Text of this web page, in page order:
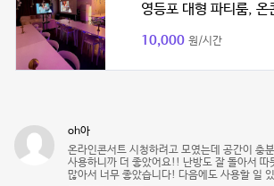
영등포 대형 파티룸, 온
10,000 원/시간
oh아
온라인콘서트 시청하려고 모였는데 공간이 충
사용하니까 더 좋았어요!! 난방도 잘 돌아서 따
많아서 너무 좋았습니다! 다음에도 사용할 일